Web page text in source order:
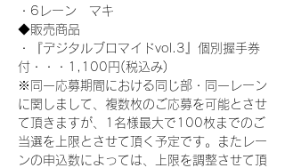
・6レーン　マキ
◆販売商品
・『デジタルブロマイドvol.3』個別握手券
付・・・1,100円(税込み)
※同一応募期間における同じ部・同一レーン
に関しまして、複数枚のご応募を可能とさせ
て頂きますが、1名様最大で100枚までのご
当選を上限とさせて頂く予定です。またレー
ンの申込数によっては、上限を調整させて頂